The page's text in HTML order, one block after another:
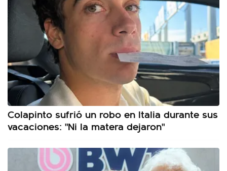
Colapinto sufrió un robo en Italia durante sus
vacaciones: "Ni la matera dejaron"